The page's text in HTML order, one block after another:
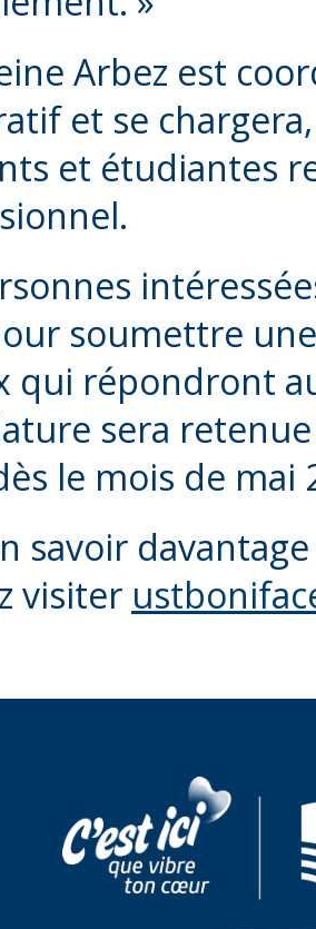
Arbez est
et se
et étudiantes
soumettre
qui répondront
sera
le mois de mai
savoir
visiter